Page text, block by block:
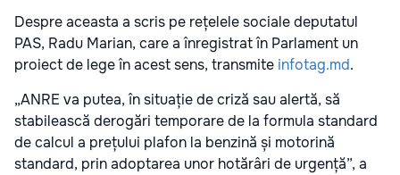
Despre aceasta a scris pe rețelele sociale deputatul
PAS, Radu Marian, care a înregistrat în Parlament un
proiect de lege în acest sens, transmite infotag.md.
„ANRE va putea, în situație de criză sau alertă, să
stabilească derogări temporare de la formula standard
de calcul a prețului plafon la benzină și motorină
standard, prin adoptarea unor hotărâri de urgență”, a